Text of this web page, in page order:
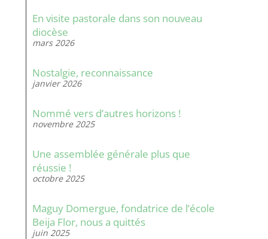
En visite pastorale dans son nouveau
diocèse
mars 2026
Nostalgie, reconnaissance
janvier 2026
Nommé vers d’autres horizons !
novembre 2025
Une assemblée générale plus que
réussie !
octobre 2025
Maguy Domergue, fondatrice de l’école
Beija Flor, nous a quittés
juin 2025